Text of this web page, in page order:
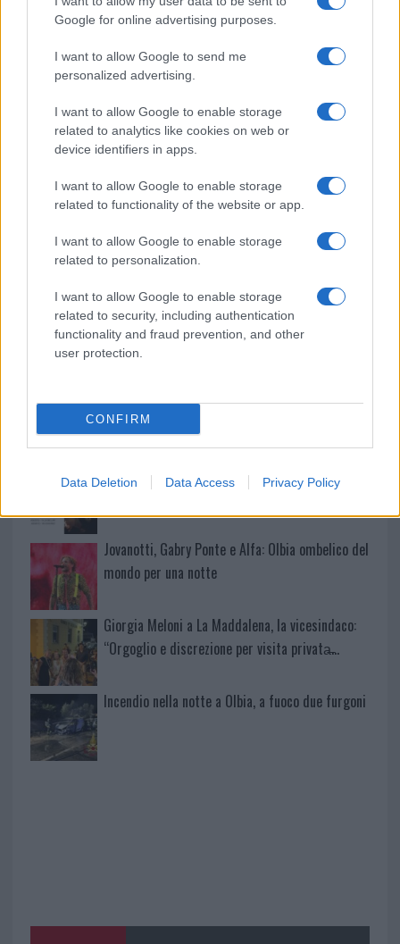
Google for online advertising purposes.
I want to allow Google to send me
personalized advertising.
I want to allow Google to enable storage
related to analytics like cookies on web or
device identifiers in apps.
I want to allow Google to enable storage
related to functionality of the website or app.
I want to allow Google to enable storage
related to personalization.
I want to allow Google to enable storage
related to security, including authentication
functionality and fraud prevention, and other
user protection.
CONFIRM
Data Deletion Data Access Privacy Policy
F
a
b
o
o
k
T
w
te
r
Pi
n
re
st
W
h
at
s
A
p
p
S
h
re
Prossimo articolo
NOTIZIE RECENTI
Incidente sulla strada provinciale ad Arzachena,
un ferito
Sangue, musica e solidarietà con Avis Olbia al
Delta Center
Meteo Olbia 9 agosto, temperature in calo
Salmo finisce in ospedale a Catania, ma il tour
va avanti: “Sicilia, ci sono”
Jovanotti, Gabry Ponte e Alfa: Olbia ombelico del
mondo per una notte
Giorgia Meloni a La Maddalena, la vicesindaco:
“Orgoglio e discrezione per visita privata̶…
Incendio nella notte a Olbia, a fuoco due furgoni